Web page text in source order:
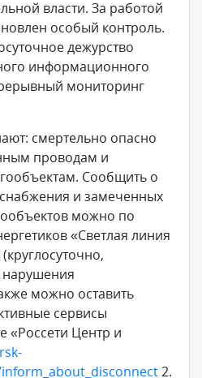
власти. За работой
особый контроль.
дежурство
информационного
мониторинг
смертельно опасно
проводам и
Сообщить о
и замеченных
можно по
«Светлая линия
нарушения
можно оставить
сервисы
«Россети Центр и
2.